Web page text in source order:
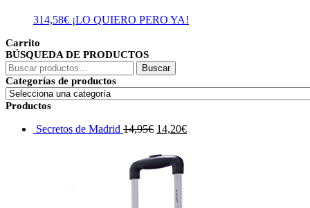
314,58€ ¡LO QUIERO PERO YA!
Carrito
BÚSQUEDA DE PRODUCTOS
Buscar
por:
Buscar
Categorías de productos
Productos
Secretos de Madrid 14,95€ El
original
era:
14,95€.
14,20€El